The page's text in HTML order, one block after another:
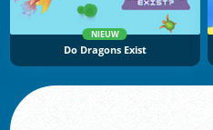
NIEUW
Do Dragons Exist